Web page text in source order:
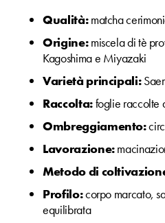
Qualità:matcha
Origine:miscela di tè
Kagoshima e Miyazaki
Varietà principali:
Raccolta:foglie raccolte
Ombreggiamento:
Lavorazione:
Metodo di
Profilo:corpo marcato,
equilibrata